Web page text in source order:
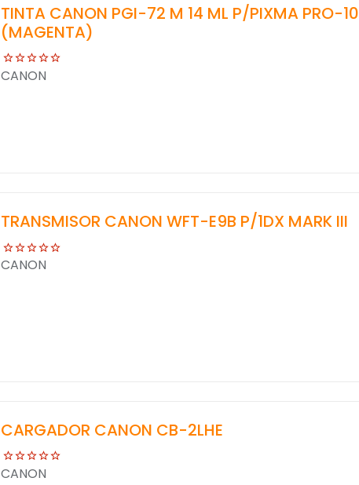
TINTA CANON PGI-72 M 14 ML P/PIXMA PRO-10
(MAGENTA)
CANON
TRANSMISOR CANON WFT-E9B P/1DX MARK III
CANON
CARGADOR CANON CB-2LHE
CANON